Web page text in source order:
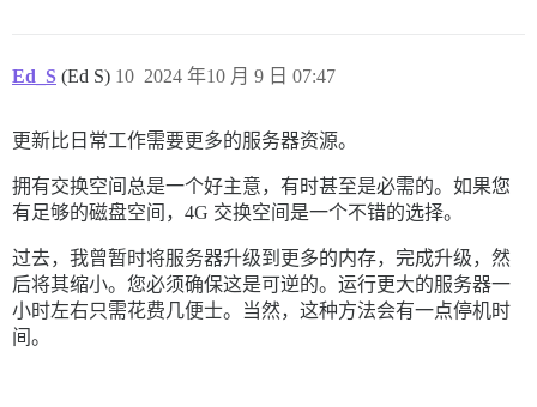
Ed_S (Ed S) 2024 年10 月 9 日 07:47
10
更新比日常工作需要更多的服务器资源。
拥有交换空间总是一个好主意，有时甚至是必需的。如果您
有足够的磁盘空间，4G 交换空间是一个不错的选择。
过去，我曾暂时将服务器升级到更多的内存，完成升级，然
后将其缩小。您必须确保这是可逆的。运行更大的服务器一
小时左右只需花费几便士。当然，这种方法会有一点停机时
间。